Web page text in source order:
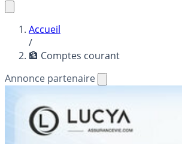
Accueil
/
🏦 Comptes courant
Annonce partenaire